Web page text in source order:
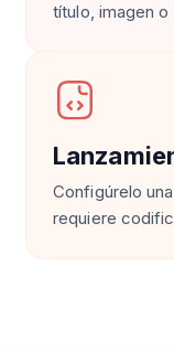
título, imagen
Configúrelo
requiere